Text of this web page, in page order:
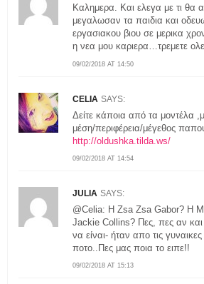
09/02/2018 AT 14:50
Καλημερα. Και ελεγα με τι
μεγαλωσαν τα παιδια και
εργασιακου βιου σε μερικα
η νεα μου καριερα…τρεμετε
CELIA SAYS:
09/02/2018 AT 14:54
Δείτε κάποια από τα μοντέλα
μέση/περιφέρεια/μέγεθος
http://oldushka.tilda.ws/
JULIA SAYS:
09/02/2018 AT 15:13
@Celia: Η Zsa Zsa Gabor? H
Jackie Collins? Πες, πες αν και
να είναι- ήταν απο τις
ποτο..Πες μας ποια το ειπε!!